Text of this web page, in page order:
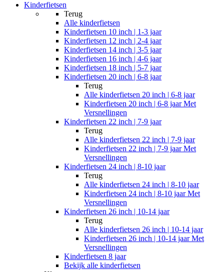
Kinderfietsen
Terug
Alle kinderfietsen
Kinderfietsen 10 inch | 1-3 jaar
Kinderfietsen 12 inch | 2-4 jaar
Kinderfietsen 14 inch | 3-5 jaar
Kinderfietsen 16 inch | 4-6 jaar
Kinderfietsen 18 inch | 5-7 jaar
Kinderfietsen 20 inch | 6-8 jaar
Terug
Alle kinderfietsen 20 inch | 6-8 jaar
Kinderfietsen 20 inch | 6-8 jaar Met
Versnellingen
Kinderfietsen 22 inch | 7-9 jaar
Terug
Alle kinderfietsen 22 inch | 7-9 jaar
Kinderfietsen 22 inch | 7-9 jaar Met
Versnellingen
Kinderfietsen 24 inch | 8-10 jaar
Terug
Alle kinderfietsen 24 inch | 8-10 jaar
Kinderfietsen 24 inch | 8-10 jaar Met
Versnellingen
Kinderfietsen 26 inch | 10-14 jaar
Terug
Alle kinderfietsen 26 inch | 10-14 jaar
Kinderfietsen 26 inch | 10-14 jaar Met
Versnellingen
Kinderfietsen 8 jaar
Bekijk alle kinderfietsen